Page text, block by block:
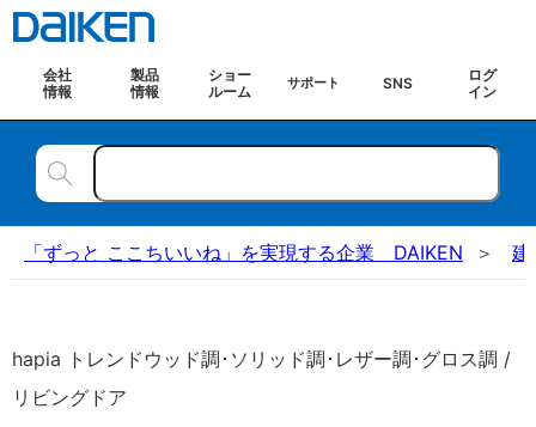
会社
情報
製品
情報
ショー
ルーム
サポート SNS
ログ
イン
「ずっと ここちいいね」を実現する企業 DAIKEN 建
hapia トレンドウッド調･ソリッド調･レザー調･グロス調 /
リビングドア